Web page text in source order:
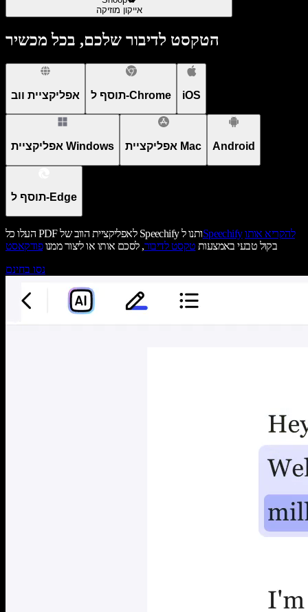
אייקון מוזיקה
הטקסט לדיבור שלכם, בכל מכשיר
אפליקציית ווב תוסף ל-Chrome iOS
אפליקציית Windows אפליקציית Mac Android
תוסף ל-Edge
העלו כל PDF לאפליקציית הווב של Speechify ותנו לSpeechify להקריא אותו
בקול טבעי באמצעות טקסט לדיבור, לסכם אותו או ליצור ממנופודקאסט
נסו בחינם